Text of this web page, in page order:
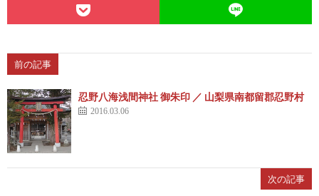
前の記事
忍野八海浅間神社 御朱印 ／ 山梨県南都留郡忍野村
2016.03.06
次の記事